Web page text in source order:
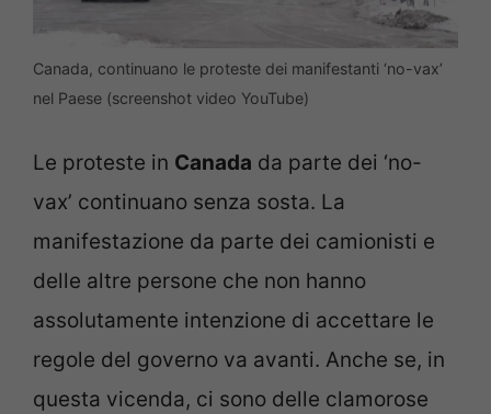
Canada, continuano le proteste dei manifestanti ‘no-vax’
nel Paese (screenshot video YouTube)
Le proteste in Canada da parte dei ‘no-
vax’ continuano senza sosta. La
manifestazione da parte dei camionisti e
delle altre persone che non hanno
assolutamente intenzione di accettare le
regole del governo va avanti. Anche se, in
questa vicenda, ci sono delle clamorose